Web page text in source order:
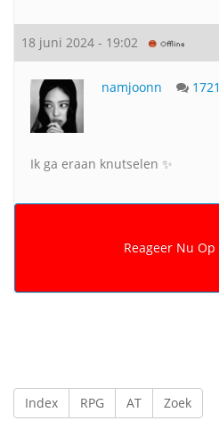
18 juni 2024 - 19:02
namjoonn 1721
Ik ga eraan knutselen ✨️
Index RPG AT Zoek